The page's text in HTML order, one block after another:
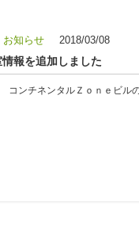
お知らせ 2018/03/08
情報を追加しました
チネンタルＺｏｎｅビルの